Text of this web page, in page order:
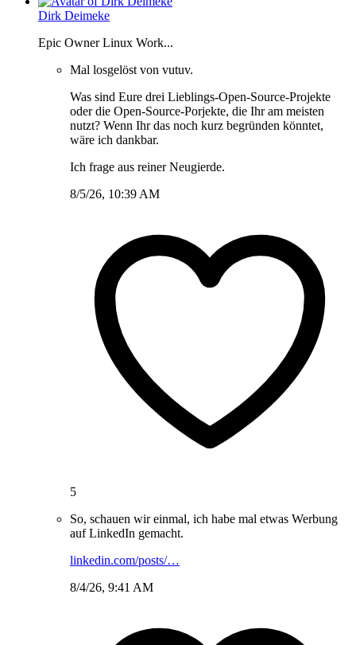
Dirk Deimeke
Epic Owner Linux Work...
Mal losgelöst von vutuv.
Was sind Eure drei Lieblings-Open-Source-Projekte
oder die Open-Source-Porjekte, die Ihr am meisten
nutzt? Wenn Ihr das noch kurz begründen könntet,
wäre ich dankbar.
Ich frage aus reiner Neugierde.
8/5/26, 10:39 AM
5
So, schauen wir einmal, ich habe mal etwas Werbung
auf LinkedIn gemacht.
linkedin.com/posts/…
8/4/26, 9:41 AM